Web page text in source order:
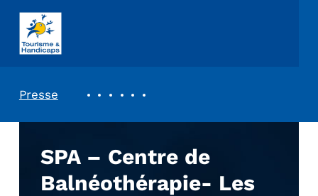
ASSOCIATION TOURISME ET HANDICAPS
Presse
SPA – Centre de
Balnéothérapie- Les